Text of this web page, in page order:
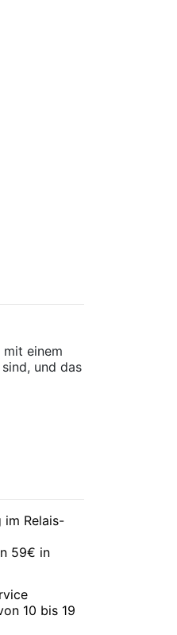
mit einem
und das
im Relais-
59€ in
10 bis 19